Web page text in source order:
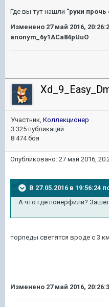
Где вы тут нашли "руки прочь
Изменено 27 май 2016,
anonym_6y1ACa84pUuO
Участник, Коллекционер
3 325 публикаций
8 474 боя
Опубликовано: 27 май 2016,
В 27.05.2016 в 19:56:24
А что где понерфили?
торпеды светятся вроде с 3
Изменено 27 май 2016,